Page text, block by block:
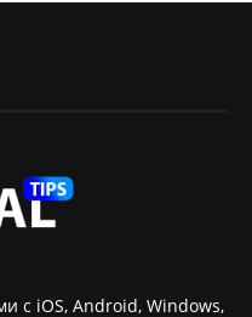
с iOS, Android, Windows,